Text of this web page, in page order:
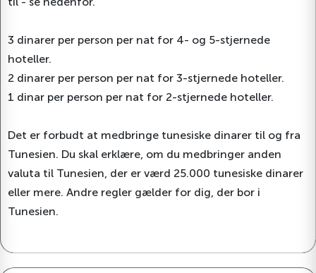
3 dinarer per person per nat for 4- og 5-stjernede
hoteller.
2 dinarer per person per nat for 3-stjernede hoteller.
1 dinar per person per nat for 2-stjernede hoteller.
Det er forbudt at medbringe tunesiske dinarer til og fra
Tunesien. Du skal erklære, om du medbringer anden
valuta til Tunesien, der er værd 25.000 tunesiske dinarer
eller mere. Andre regler gælder for dig, der bor i
Tunesien.